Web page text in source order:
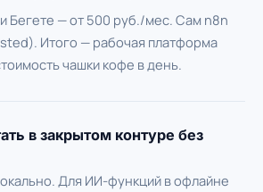
Бегете — от 500 руб./мес. Сам n8n
Итого — рабочая платформа
чашки кофе в день.
в закрытом контуре без
Для ИИ-функций в офлайне